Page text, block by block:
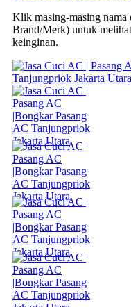
Klik masing-masing nama
Brand/Merk) untuk
keinginan.